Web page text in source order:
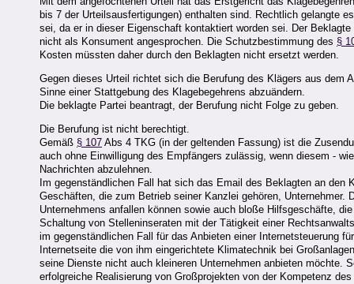
bis 7 der Urteilsausfertigungen) enthalten sind. Rechtlich gelangte
sei, da er in dieser Eigenschaft kontaktiert worden sei. Der
nicht als Konsument angesprochen. Die Schutzbestimmung des §
Kosten müssten daher durch den Beklagten nicht ersetzt werden.
Gegen dieses Urteil richtet sich die Berufung des Klägers aus dem
Sinne einer Stattgebung des Klagebegehrens abzuändern.
Die beklagte Partei beantragt, der Berufung nicht Folge zu geben.
Die Berufung ist nicht berechtigt.
Gemäß § 107 Abs 4 TKG (in der geltenden Fassung) ist die
auch ohne Einwilligung des Empfängers zulässig, wenn diesem -
Nachrichten abzulehnen.
Im gegenständlichen Fall hat sich das Email des Beklagten an
Geschäften, die zum Betrieb seiner Kanzlei gehören,
Unternehmens anfallen können sowie auch bloße Hilfsgeschäfte,
Schaltung von Stelleninseraten mit der Tätigkeit einer
im gegenständlichen Fall für das Anbieten einer Internetsteuerung
Internetseite die von ihm eingerichtete Klimatechnik bei
seine Dienste nicht auch kleineren Unternehmen anbieten möchte.
erfolgreiche Realisierung von Großprojekten von der Kompetenz